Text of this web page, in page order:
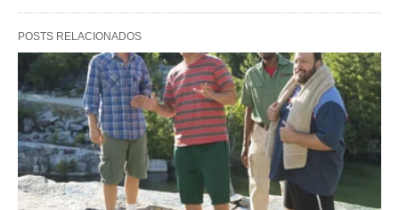
i
n
e
s
a
l
t
POSTS RELACIONADOS